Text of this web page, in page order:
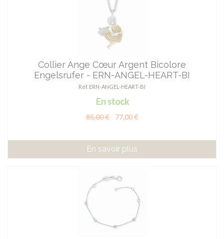
Collier Ange Cœur Argent Bicolore
Engelsrufer - ERN-ANGEL-HEART-BI
Réf. ERN-ANGEL-HEART-BI
En stock
85,00 € 77,00 €
En savoir plus